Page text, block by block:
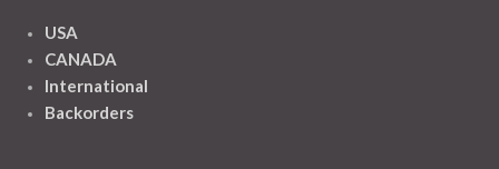
USA
CANADA
International
Backorders